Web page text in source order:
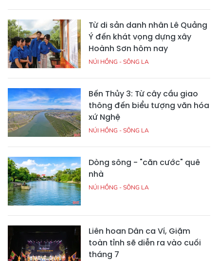
Từ di sản danh nhân Lê Quảng
Ý đến khát vọng dựng xây
Hoành Sơn hôm nay
NÚI HỒNG - SÔNG LA
Bến Thủy 3: Từ cây cầu giao
thông đến biểu tượng văn hóa
xứ Nghệ
NÚI HỒNG - SÔNG LA
Dòng sông - "căn cước" quê
nhà
NÚI HỒNG - SÔNG LA
Liên hoan Dân ca Ví, Giặm
toàn tỉnh sẽ diễn ra vào cuối
tháng 7